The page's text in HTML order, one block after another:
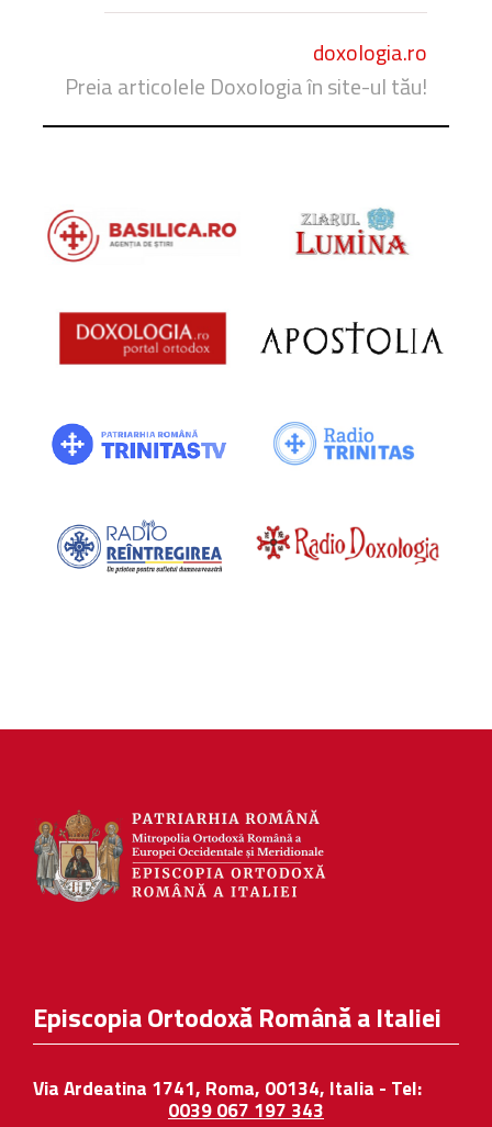
doxologia.ro
Preia articolele Doxologia în site-ul tău!
Episcopia Ortodoxă Română a Italiei
Via Ardeatina 1741, Roma, 00134, Italia - Tel:
0039 067 197 343